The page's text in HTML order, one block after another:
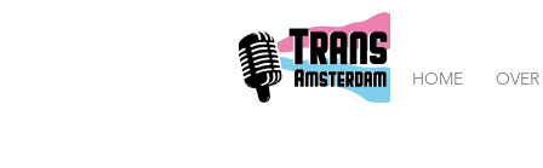
HOME OVER